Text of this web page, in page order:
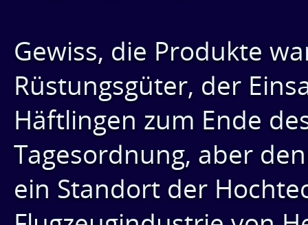
Gewiss, die Produkte
Rüstungsgüter, der
Häftlingen zum Ende
Tagesordnung, aber
ein Standort der